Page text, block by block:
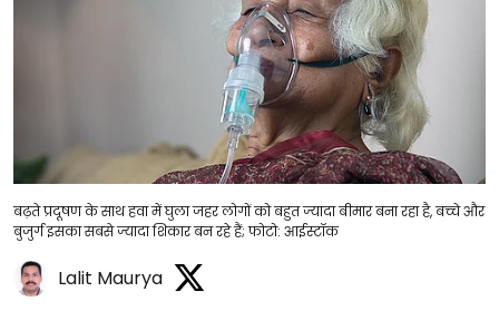
बढ़ते प्रदूषण के साथ हवा में घुला जहर लोगों को बहुत ज्यादा बीमार बना रहा है, बच्चे और
बुजुर्ग इसका सबसे ज्यादा शिकार बन रहे हैं; फोटो: आईस्टॉक
Lalit Maurya